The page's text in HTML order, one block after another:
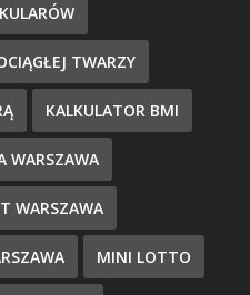
TWARZY
KALKULATOR BMI
WARSZAWA
WARSZAWA
MINI LOTTO